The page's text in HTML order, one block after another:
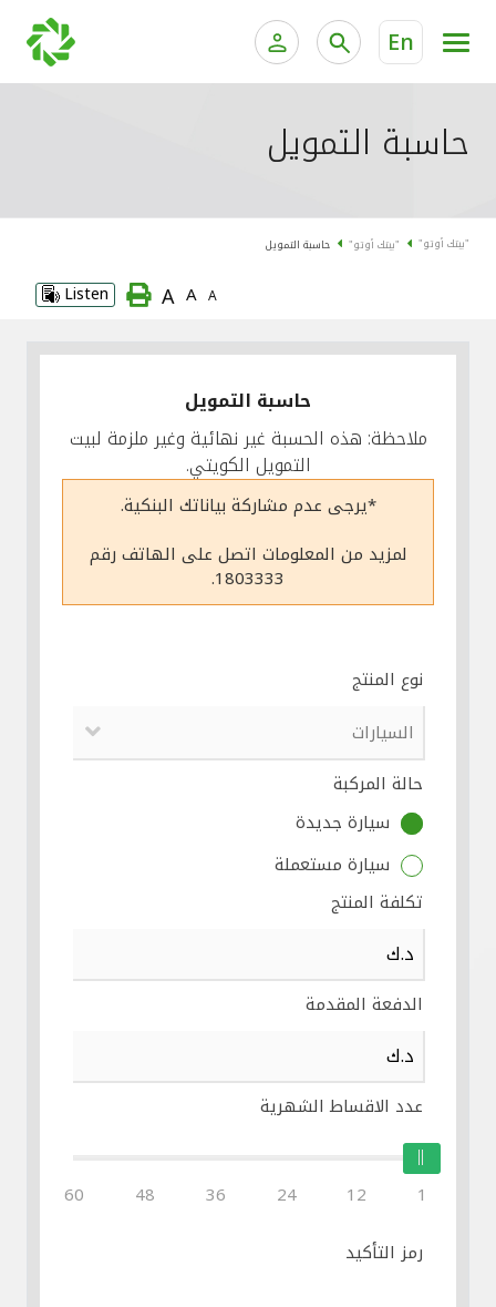
En
الخدمات المصرفية الإلكترونية للأفراد
خدمة "بيتك" للتداول الإلكتروني
جميع السيارات
اتصل بنا
مواقع الفروع وأجهزة الصرف الآلي
ألمانيا
تركيا
ماليزيا
مصر
المملكة المتحدة
مملكة البحرين
حاسبة التمويل
"بيتك أوتو" "بيتك أوتو" حاسبة التمويل
A
A
A
Listen
حاسبة التمويل
ملاحظة: هذه الحسبة غير نهائية وغير ملزمة لبيت
التمويل الكويتي.
*يرجى عدم مشاركة بياناتك البنكية.
لمزيد من المعلومات اتصل على الهاتف رقم
1803333.
نوع المنتج
حالة المركبة
سيارة جديدة
سيارة مستعملة
تكلفة المنتج
الدفعة المقدمة
عدد الاقساط الشهرية
1
12
24
36
48
60
رمز التأكيد